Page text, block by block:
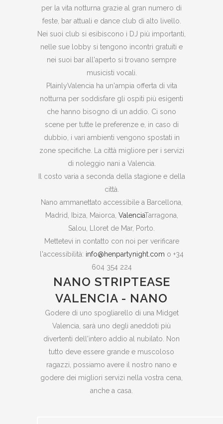
per la vita notturna grazie al gran numero di
feste, bar attuali e dance club di alto livello.
Nei suoi club si esibiscono i DJ più importanti,
nelle sue lobby si tengono incontri gratuiti e
nei suoi bar all'aperto si trovano sempre
musicisti vocali.
PlainlyValencia ha un'ampia offerta di vita
notturna per soddisfare gli ospiti più esigenti
che hanno bisogno di un addio. Ci sono
scene per tutte le preferenze e, in caso di
dubbio, i vari ambienti vengono spostati in
zone specifiche. La città migliore per i servizi
di noleggio nani a Valencia.
Il costo varia a seconda della stagione e della
città.
Nano ammanettato accessibile a Barcellona,
Madrid, Ibiza, Maiorca, ValenciaTarragona,
Salou, Lloret de Mar, Porto.
Mettetevi in contatto con noi per verificare
l'accessibilità: info@henpartynight.com o +34
604 354 224
NANO STRIPTEASE
VALENCIA - NANO
Godere di uno spogliarello di una Midget
Valencia, sarà uno degli aneddoti più
divertenti dell'intero addio al nubilato. Non
tutto deve essere grande e muscoloso
ragazzi, possiamo avere il nostro nano e
godere dei migliori servizi nella vostra cena,
anche a casa.